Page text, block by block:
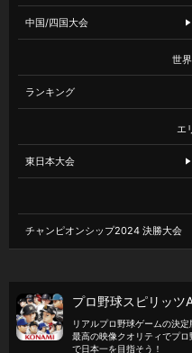
中国/四国大会
世
ランキング
エ
東日本大会
チャンピオンシップ2024 決勝大会
プロ野球スピリッツ
リアルプロ野球ゲームの決定
最高の映像クオリティでプ
で日本一を目指そう！